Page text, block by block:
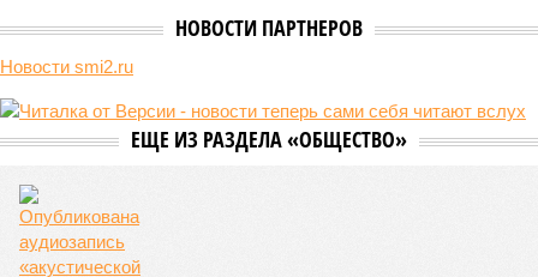
Пока в Ярославском районе СВАО дольщики «Сказочного леса»
уже получают ключи – в мае 2026 года были получены
разрешение на ввод жилищного комплекса в эксплуатацию –
совсем недалеко, в паре станций метро южнее, на Люблинской
улице, картина, можно сказать, прямо противоположная.